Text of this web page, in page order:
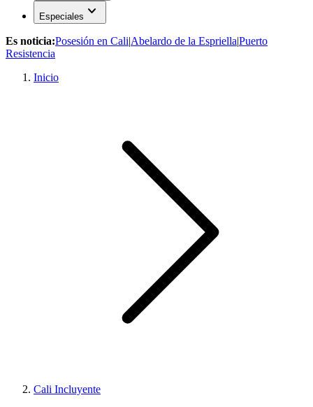
Especiales expand_more
Es noticia:Posesión en Cali|Abelardo de la Espriella|Puerto
Resistencia
Inicio
Cali Incluyente